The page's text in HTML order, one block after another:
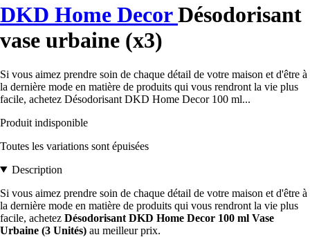
DKD Home DecorDésodorisant
vase urbaine (x3)
Si vous aimez prendre soin de chaque détail de votre maison et d'être à
la dernière mode en matière de produits qui vous rendront la vie plus
facile, achetez Désodorisant DKD Home Decor 100 ml...
Produit indisponible
Toutes les variations sont épuisées
Description
Si vous aimez prendre soin de chaque détail de votre maison et d'être à
la dernière mode en matière de produits qui vous rendront la vie plus
facile, achetez Désodorisant DKD Home Decor 100 ml Vase
Urbaine (3 Unités) au meilleur prix.